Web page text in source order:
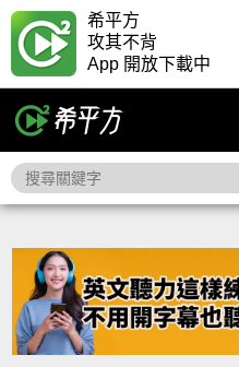
希平方
攻其不背
App 開放下載中